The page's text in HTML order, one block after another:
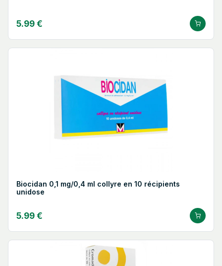
5.99 €
Biocidan 0,1 mg/0,4 ml collyre en 10 récipients
unidose
5.99 €